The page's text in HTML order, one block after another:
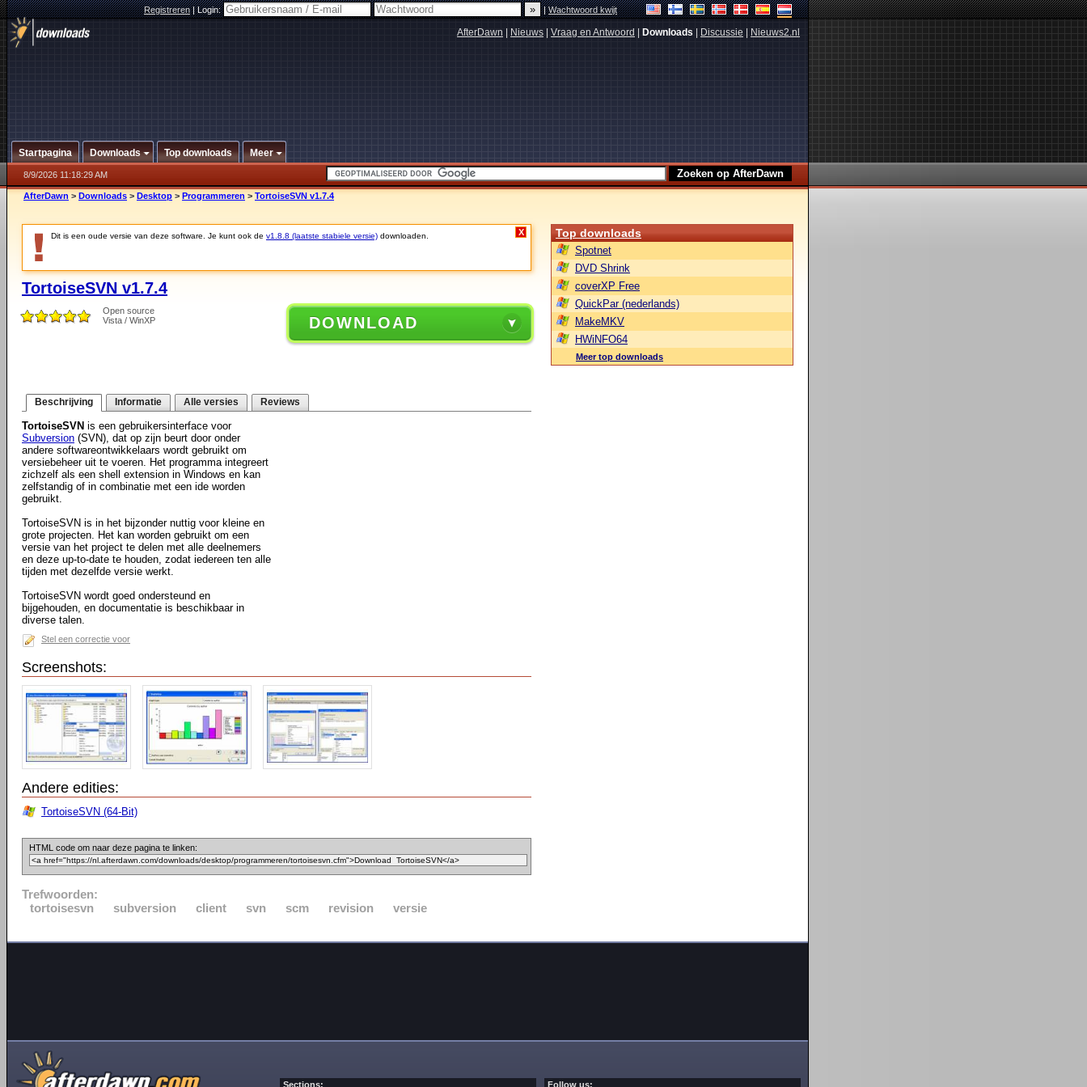
Registreren|Login: |Wachtwoord kwijt
AfterDawn Nieuws Vraag en Antwoord Downloads Discussie Nieuws2.nl
Startpagina Downloads Top downloads Meer
8/9/2026 11:18:29 AM
AfterDawn > Downloads > Desktop > Programmeren > TortoiseSVN v1.7.4
Dit is een oude versie van deze software. Je kunt ook de v1.8.8 (laatste stabiele versie) downloaden. X
TortoiseSVN v1.7.4
Open source
Vista / WinXP
DOWNLOAD
Beschrijving Informatie Alle versies Reviews
TortoiseSVN is een gebruikersinterface voor
Subversion (SVN), dat op zijn beurt door onder
andere softwareontwikkelaars wordt gebruikt om
versiebeheer uit te voeren. Het programma integreert
zichzelf als een shell extension in Windows en kan
zelfstandig of in combinatie met een ide worden
gebruikt.
TortoiseSVN is in het bijzonder nuttig voor kleine en
grote projecten. Het kan worden gebruikt om een
versie van het project te delen met alle deelnemers
en deze up-to-date te houden, zodat iedereen ten alle
tijden met dezelfde versie werkt.
TortoiseSVN wordt goed ondersteund en
bijgehouden, en documentatie is beschikbaar in
diverse talen.
Stel een correctie voor
Screenshots:
Andere edities:
TortoiseSVN (64-Bit)
HTML code om naar deze pagina te linken:
Trefwoorden:
tortoisesvn
subversion client svn scm revision versie
Top downloads
Spotnet
DVD Shrink
coverXP Free
QuickPar (nederlands)
MakeMKV
HWiNFO64
Meer top downloads
Sections: Follow us: